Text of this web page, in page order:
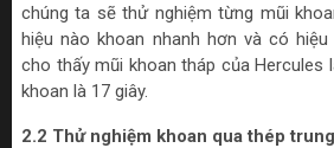
chúng ta sẽ thử nghiệm từng mũi
hiệu nào khoan nhanh hơn và có
cho thấy mũi khoan tháp của Hercules
khoan là 17 giây.
2.2 Thử nghiệm khoan qua thép